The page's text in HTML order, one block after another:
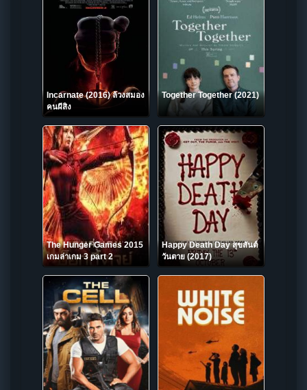
เรียนเทนคะสุ
Incarnate (2016) ล้วงสมอง
คนผีสิง
Together Together (2021)
The Hunger Games 2015
เกมล่าเกม 3 part 2
Happy Death Day สุขสันต์
วันตาย (2017)